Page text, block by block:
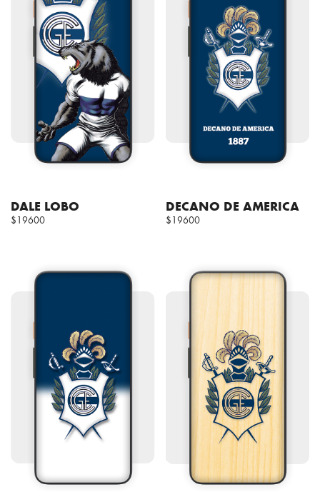
DALE LOBO
$19600
DECANO DE AMERICA
$19600